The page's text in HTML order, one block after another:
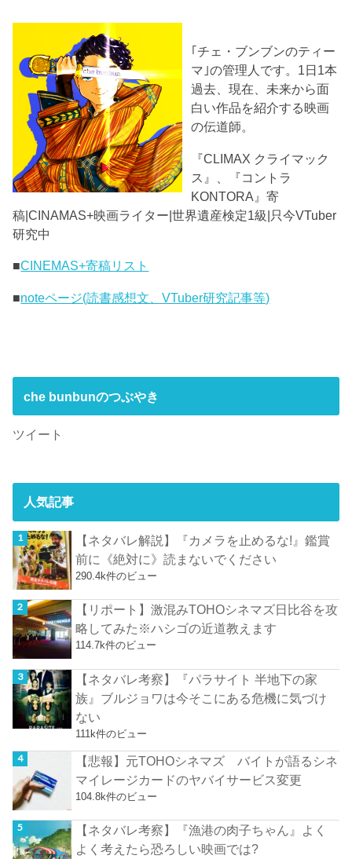
｢チェ・ブンブンのティー
マ｣の管理人です。1日1本
過去、現在、未来から面
白い作品を紹介する映画
の伝道師。
『CLIMAX クライマック
ス』、『コントラ
KONTORA』寄
稿|CINAMAS+映画ライター|世界遺産検定1級|只今VTuber
研究中
■CINEMAS+寄稿リスト
■noteページ(読書感想文、VTuber研究記事等)
che bunbunのつぶやき
ツイート
人気記事
【ネタバレ解説】『カメラを止めるな!』鑑賞
前に《絶対に》読まないでください
290.4k件のビュー
【リポート】激混みTOHOシネマズ日比谷を攻
略してみた※ハシゴの近道教えます
114.7k件のビュー
【ネタバレ考察】『パラサイト 半地下の家
族』ブルジョワは今そこにある危機に気づけ
ない
111k件のビュー
【悲報】元TOHOシネマズ バイトが語るシネ
マイレージカードのヤバイサービス変更
104.8k件のビュー
【ネタバレ考察】『漁港の肉子ちゃん』よく
よく考えたら恐ろしい映画では?